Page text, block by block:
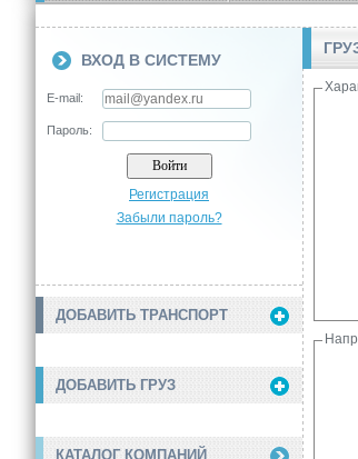
ВХОД В СИСТЕМУ
E-mail:
Пароль:
Регистрация
Забыли пароль?
ДОБАВИТЬ ТРАНСПОРТ
ДОБАВИТЬ ГРУЗ
КАТАЛОГ КОМПАНИЙ